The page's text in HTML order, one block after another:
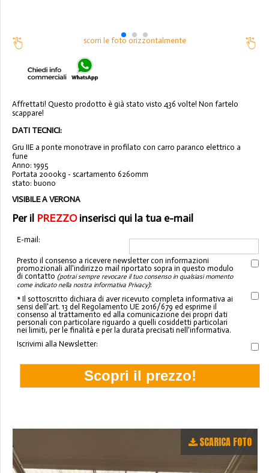
scorri le foto orizzontalmente
Affrettati! Questo prodotto è già stato visto 436 volte! Non fartelo
scappare!
DATI TECNICI:
Gru IIE a ponte monotrave in profilato con carro paranco elettrico a
fune
Anno: 1995
Portata 2000kg - scartamento 6260mm
stato: buono
VISIBILE A VERONA
Per il PREZZOinserisci qui la tua e-mail
E-mail:
Presto il consenso a ricevere newsletter con informazioni
promozionali all'indirizzo mail riportato sopra in questo modulo
di contatto (potrai sempre revocare il tuo consenso in qualsiasi momento
come indicato nella nostra informativa Privacy):
* Il sottoscritto dichiara di aver ricevuto completa informativa ai
sensi dell'art. 13 del Regolamento UE 2016/679 ed esprime il
consenso al trattamento ed alla comunicazione dei propri dati
personali con particolare riguardo a quelli cosiddetti particolari
nei limiti, per le finalità e per la durata precisati nell'informativa.
Iscrivimi alla Newsletter:
SCARICA FOTO